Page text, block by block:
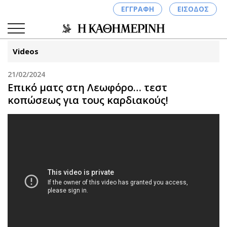
ΕΓΓΡΑΦΗ ΕΙΣΟΔΟΣ
ΚΑΤΗΓΟΡΙΕΣ ΣΥΝΔΕΣΗ
Κύπρος
Εκλογές 2024
Προεδρικές 2023
Απόψεις
Ενοικιάζονται
Videos
21/02/2024
Επικό ματς στη Λεωφόρο… τεστ
κοπώσεως για τους καρδιακούς!